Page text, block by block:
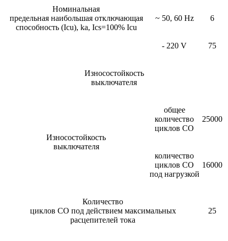
Номинальная
предельная наибольшая отключающая
способность (Icu), ka, Ics=100% Icu
~ 50, 60 Hz 6
- 220 V 75
Износостойкость
выключателя
Износостойкость
выключателя
общее
количество
циклов СО
25000
количество
циклов СО
под нагрузкой
16000
Количество
циклов СО под действием максимальных
расцепителей тока
25